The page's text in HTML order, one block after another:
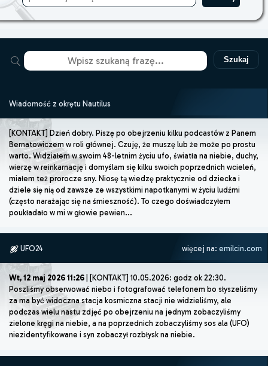
Szukaj
Wiadomość z okrętu Nautilus
[KONTAKT] Dzień dobry. Piszę po obejrzeniu kilku podcastów z Panem
Bernatowiczem w roli głównej. Czuję, że muszę lub że może po prostu
warto. Widziałem w swoim 48-letnim życiu ufo, światła na niebie, duchy,
wierzę w reinkarnację i domyślam się kilku swoich poprzednich wcieleń,
miałem też prorocze sny. Niosę tą wiedzę praktycznie od dziecka i
dziele się nią od zawsze ze wszystkimi napotkanymi w życiu ludźmi
(często narażając się na śmieszność). To czego doświadczyłem
poukładało w mi w głowie pewien...
UFO24 więcej na: emilcin.com
Wt, 12 maj 2026 11:26 | [KONTAKT] 10.05.2026: godz ok 22:30.
Poszliśmy obserwować niebo i fotografować telefonem bo słyszeliśmy
za ma być widoczna stacja kosmiczna stacji nie widzieliśmy, ale
podczas wielu nastu zdjęć po obejrzeniu na jednym zobaczyliśmy
zielone kręgi na niebie, a na poprzednich zobaczyliśmy sos ala (UFO)
niezidentyfikowane i syn zobaczył rozbłysk na niebie.